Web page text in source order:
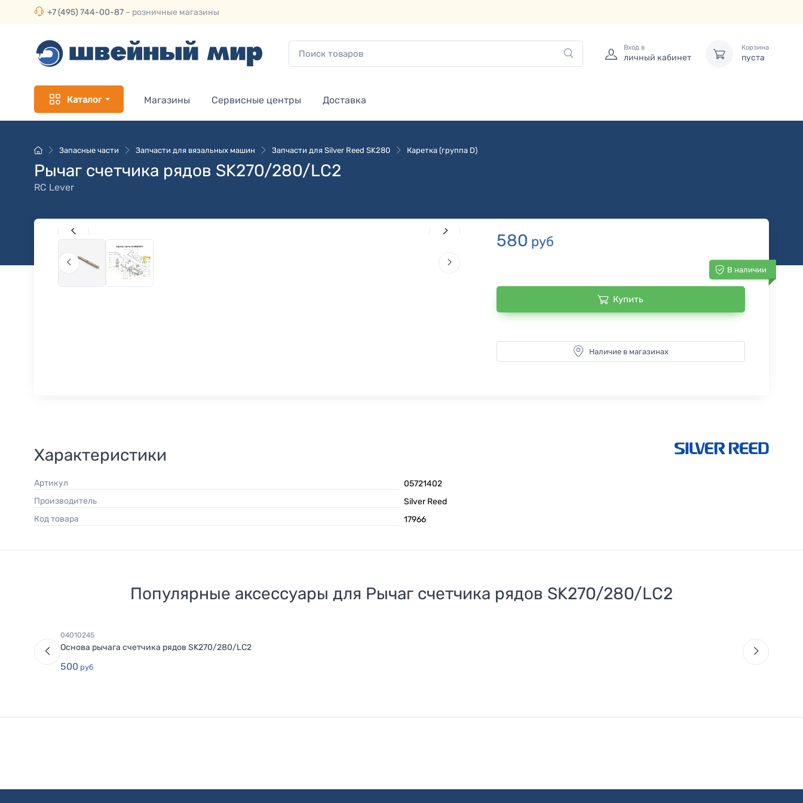
+7 (495) 744-00-87 – розничные магазины
Вход в
личный кабинет
Корзина
пуста
Каталог Магазины Сервисные центры Доставка
Запасные части Запчасти для вязальных машин Запчасти для Silver Reed SK280 Каретка (группа D)
Рычаг счетчика рядов SK270/280/LC2
RC Lever
580 руб
В наличии
Купить
Наличие в магазинах
Характеристики
Артикул
05721402
Производитель
Silver Reed
Код товара
17966
Популярные аксессуары для Рычаг счетчика рядов SK270/280/LC2
04010245
Основа рычага счетчика рядов SK270/280/LC2
500 руб